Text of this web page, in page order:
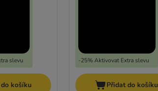
slevu
košíku
-25% Aktivovat Extra slevu
Přidat do košíku